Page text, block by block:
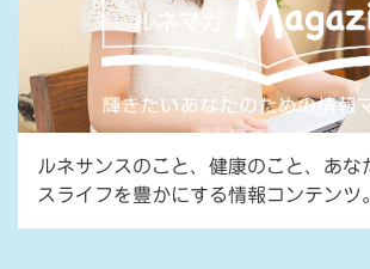
ルネサンスのこと、健康のこと、あな
スライフを豊かにする情報コンテンツ。